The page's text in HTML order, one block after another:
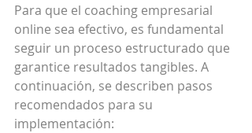
Para que el coaching empresarial
online sea efectivo, es fundamental
seguir un proceso estructurado que
garantice resultados tangibles. A
continuación, se describen pasos
recomendados para su
implementación: